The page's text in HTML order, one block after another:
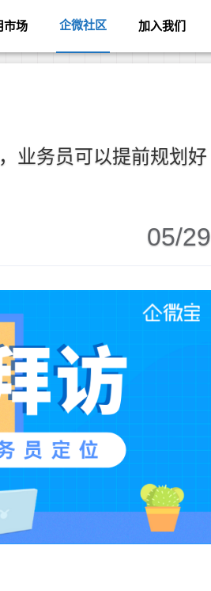
市场 企微社区 加入我们
业务员可以提前规划好
05/29